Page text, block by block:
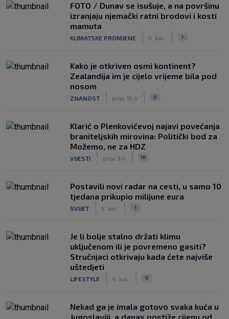
FOTO / Dunav se isušuje, a na površinu
izranjaju njemački ratni brodovi i kosti
mamuta
KLIMATSKE PROMJENE 5. kol. 1
Kako je otkriven osmi kontinent?
Zealandija im je cijelo vrijeme bila pod
nosom
ZNANOST prije 16 h 0
Klarić o Plenkovićevoj najavi povećanja
braniteljskih mirovina: Politički bod za
Možemo, ne za HDZ
VIJESTI prije 9 h 16
Postavili novi radar na cesti, u samo 10
tjedana prikupio milijune eura
SVIJET 5. kol. 1
Je li bolje stalno držati klimu
uključenom ili je povremeno gasiti?
Stručnjaci otkrivaju kada ćete najviše
uštedjeti
LIFESTYLE 4. kol. 0
Nekad ga je imala gotovo svaka kuća u
Jugoslaviji, a danas postiže cijenu od